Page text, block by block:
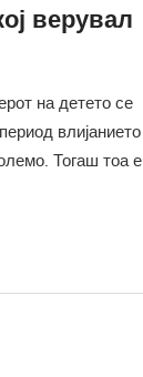
верувал
на детето се
влијанието
Тогаш тоа е